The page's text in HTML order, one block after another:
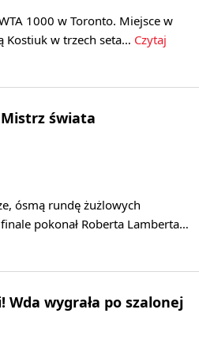
1000 w Toronto. Miejsce w
Kostiuk w trzech seta… Czytaj
Mistrz świata
ósmą rundę żużlowych
pokonał Roberta Lamberta…
wygrała po szalonej